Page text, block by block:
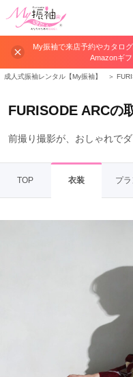
My振袖で来店予約やカタロ
Amazonギ
成人式振袖レンタル【My振袖】 ＞
FURISODE ARCの
前撮り撮影が、おしゃれで
TOP 衣装 プラ